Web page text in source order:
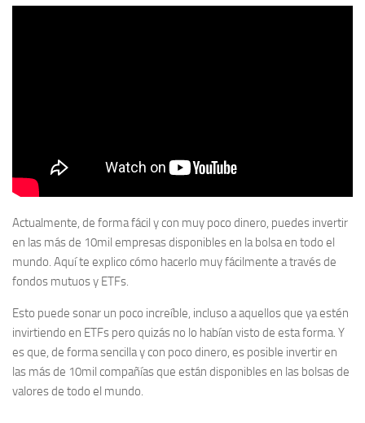
Actualmente, de forma fácil y con muy poco dinero, puedes invertir
en las más de 10mil empresas disponibles en la bolsa en todo el
mundo. Aquí te explico cómo hacerlo muy fácilmente a través de
fondos mutuos y ETFs.
Esto puede sonar un poco increíble, incluso a aquellos que ya estén
invirtiendo en ETFs pero quizás no lo habían visto de esta forma. Y
es que, de forma sencilla y con poco dinero, es posible invertir en
las más de 10mil compañías que están disponibles en las bolsas de
valores de todo el mundo.